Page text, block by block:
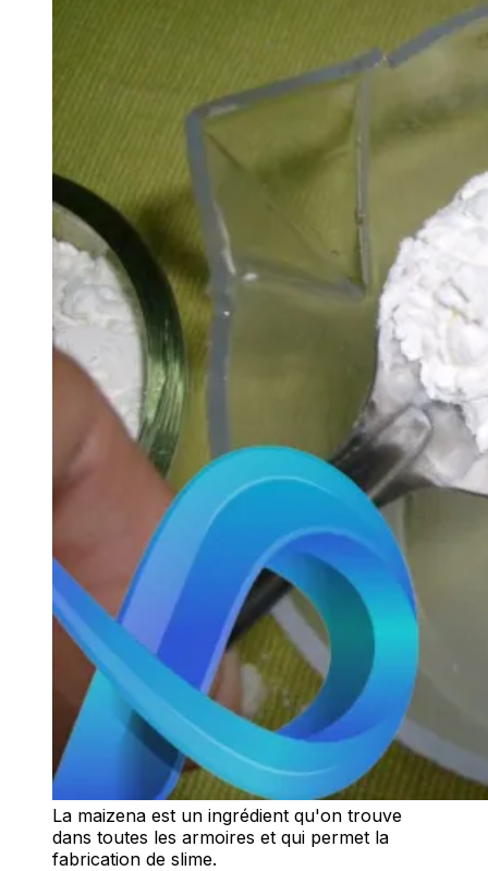
La maizena est un ingrédient qu'on trouve
dans toutes les armoires et qui permet la
fabrication de slime.